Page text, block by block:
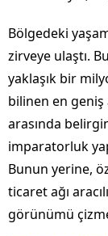
Bölgedeki
zirveye ulaştı.
yaklaşık bir
bilinen en
arasında
imparatorluk
Bunun yerine,
ticaret ağı
görünümü